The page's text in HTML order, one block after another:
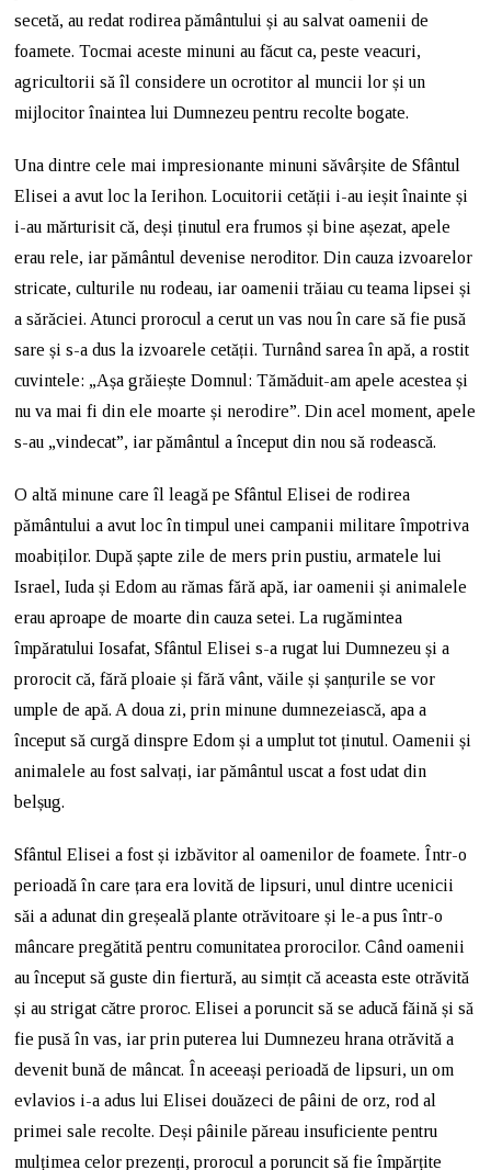
secetă, au redat rodirea pământului și au salvat oamenii de
foamete. Tocmai aceste minuni au făcut ca, peste veacuri,
agricultorii să îl considere un ocrotitor al muncii lor și un
mijlocitor înaintea lui Dumnezeu pentru recolte bogate.
Una dintre cele mai impresionante minuni săvârșite de Sfântul
Elisei a avut loc la Ierihon. Locuitorii cetății i-au ieșit înainte și
i-au mărturisit că, deși ținutul era frumos și bine așezat, apele
erau rele, iar pământul devenise neroditor. Din cauza izvoarelor
stricate, culturile nu rodeau, iar oamenii trăiau cu teama lipsei și
a sărăciei. Atunci prorocul a cerut un vas nou în care să fie pusă
sare și s-a dus la izvoarele cetății. Turnând sarea în apă, a rostit
cuvintele: „Așa grăiește Domnul: Tămăduit-am apele acestea și
nu va mai fi din ele moarte și nerodire”. Din acel moment, apele
s-au „vindecat”, iar pământul a început din nou să rodească.
O altă minune care îl leagă pe Sfântul Elisei de rodirea
pământului a avut loc în timpul unei campanii militare împotriva
moabiților. După șapte zile de mers prin pustiu, armatele lui
Israel, Iuda și Edom au rămas fără apă, iar oamenii și animalele
erau aproape de moarte din cauza setei. La rugămintea
împăratului Iosafat, Sfântul Elisei s-a rugat lui Dumnezeu și a
prorocit că, fără ploaie și fără vânt, văile și șanțurile se vor
umple de apă. A doua zi, prin minune dumnezeiască, apa a
început să curgă dinspre Edom și a umplut tot ținutul. Oamenii și
animalele au fost salvați, iar pământul uscat a fost udat din
belșug.
Sfântul Elisei a fost și izbăvitor al oamenilor de foamete. Într-o
perioadă în care țara era lovită de lipsuri, unul dintre ucenicii
săi a adunat din greșeală plante otrăvitoare și le-a pus într-o
mâncare pregătită pentru comunitatea prorocilor. Când oamenii
au început să guste din fiertură, au simțit că aceasta este otrăvită
și au strigat către proroc. Elisei a poruncit să se aducă făină și să
fie pusă în vas, iar prin puterea lui Dumnezeu hrana otrăvită a
devenit bună de mâncat. În aceeași perioadă de lipsuri, un om
evlavios i-a adus lui Elisei douăzeci de pâini de orz, rod al
primei sale recolte. Deși pâinile păreau insuficiente pentru
mulțimea celor prezenți, prorocul a poruncit să fie împărțite